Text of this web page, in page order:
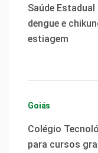
Saúde
dengue e
estiagem
Goiás
Colégio
para cursos